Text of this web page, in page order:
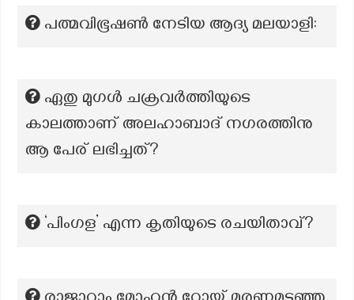
പത്മവിഭൂഷൺ നേടിയ ആദ്യ മലയാളി:
ഏതു മുഗൾ ചക്രവർത്തിയുടെ
കാലത്താണ് അലഹാബാദ്‌ നഗരത്തിനു
ആ പേര് ലഭിച്ചത്?
‘പിംഗള’ എന്ന കൃതിയുടെ രചയിതാവ്?